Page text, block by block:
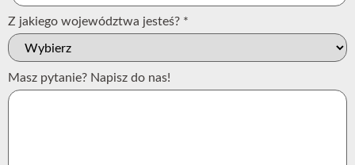
Z jakiego województwa jesteś? *
Masz pytanie? Napisz do nas!